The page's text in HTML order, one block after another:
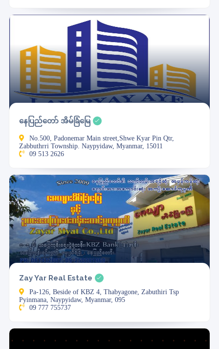
နေပြည်တော် အိမ်ခြံမြေ
No.500, Padonemar Main street,Shwe Kyar Pin Qtr,
Zabbuthrri Township. Naypyidaw, Myanmar, 15011
09 513 2626
Zay Yar Real Estate
Pa-126, Beside of KBZ 4, Thabyagone, Zabuthiri Tsp
Pyinmana, Naypyidaw, Myanmar, 095
09 777 755737